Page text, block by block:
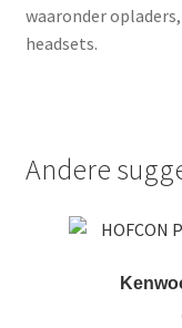
waaronder
headsets.
Andere